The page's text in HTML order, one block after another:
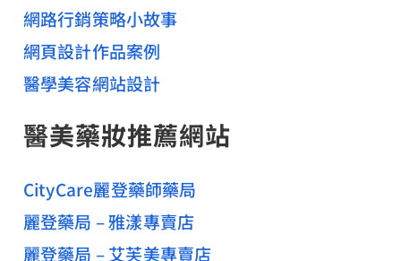
網路行銷策略小故事
網頁設計作品案例
醫學美容網站設計
醫美藥妝推薦網站
CityCare麗登藥師藥局
麗登藥局 – 雅漾專賣店
麗登藥局 – 艾芙美專賣店